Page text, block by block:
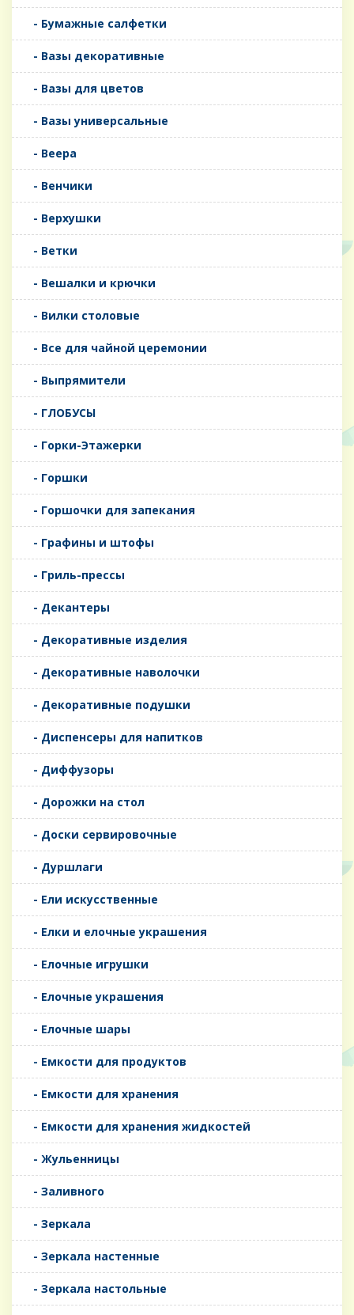
- Бумажные салфетки
- Вазы декоративные
- Вазы для цветов
- Вазы универсальные
- Веера
- Венчики
- Верхушки
- Ветки
- Вешалки и крючки
- Вилки столовые
- Все для чайной церемонии
- Выпрямители
- ГЛОБУСЫ
- Горки-Этажерки
- Горшки
- Горшочки для запекания
- Графины и штофы
- Гриль-прессы
- Декантеры
- Декоративные изделия
- Декоративные наволочки
- Декоративные подушки
- Диспенсеры для напитков
- Диффузоры
- Дорожки на стол
- Доски сервировочные
- Дуршлаги
- Ели искусственные
- Елки и елочные украшения
- Елочные игрушки
- Елочные украшения
- Елочные шары
- Емкости для продуктов
- Емкости для хранения
- Емкости для хранения жидкостей
- Жульенницы
- Заливного
- Зеркала
- Зеркала настенные
- Зеркала настольные